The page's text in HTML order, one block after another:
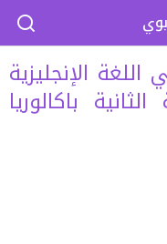
الإنجليزية
باكالوريا